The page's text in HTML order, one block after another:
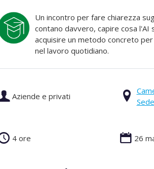
Un incontro per fare chiarezza
contano davvero, capire cosa l'AI
acquisire un metodo concreto
nel lavoro quotidiano.
Aziende e privati
4 ore 26